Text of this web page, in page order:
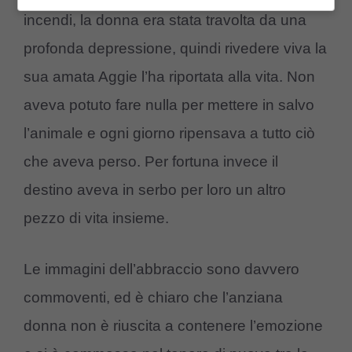
incendi, la donna era stata travolta da una
profonda depressione, quindi rivedere viva la
sua amata Aggie l’ha riportata alla vita. Non
aveva potuto fare nulla per mettere in salvo
l’animale e ogni giorno ripensava a tutto ciò
che aveva perso. Per fortuna invece il
destino aveva in serbo per loro un altro
pezzo di vita insieme.
Le immagini dell’abbraccio sono davvero
commoventi, ed è chiaro che l’anziana
donna non è riuscita a contenere l’emozione